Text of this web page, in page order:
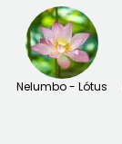
Nelumbo - Lótus